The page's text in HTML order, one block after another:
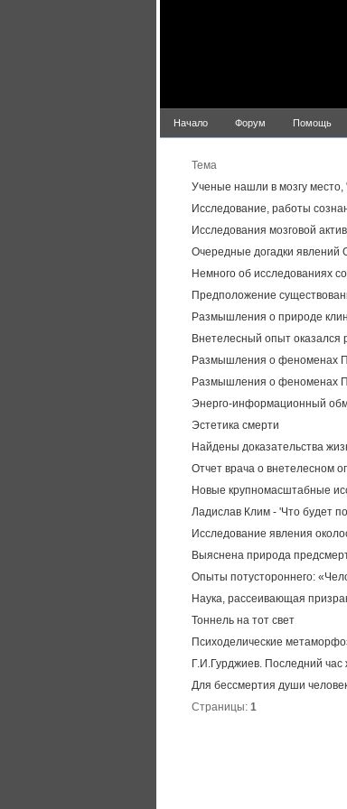
Начало Форум Помощь
Тема
Ученые нашли в мозгу
Исследование, работы
Исследования мозговой
Очередные догадки
Немного об исследованиях
Предположение
Размышления о природе
Внетелесный опыт оказался
Размышления о феноменах
Размышления о феноменах
Энерго-информационный
Эстетика смерти
Найдены доказательства
Отчет врача о внетелесном
Новые крупномасштабные
Ладислав Клим - 'Что будет
Исследование явления
Выяснена природа
Опыты потустороннего:
Наука, рассеивающая
Тоннель на тот свет
Психоделические
Г.И.Гурджиев. Последний
Для бессмертия души
Страницы: 1